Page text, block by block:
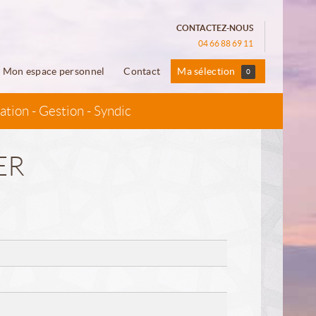
CONTACTEZ-NOUS
04 66 88 69 11
Mon espace personnel Contact Ma sélection 0
- Gestion - Syndic